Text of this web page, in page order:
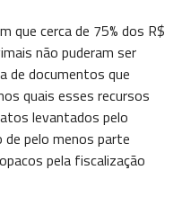
que cerca de 75% dos R$
não puderam ser
de documentos que
quais esses recursos
levantados pelo
pelo menos parte
pela fiscalização